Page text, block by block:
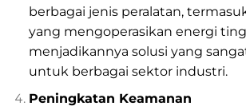
berbagai jenis peralatan,
yang mengoperasikan energi
menjadikannya solusi yang
untuk berbagai sektor industri.
Peningkatan Keamanan